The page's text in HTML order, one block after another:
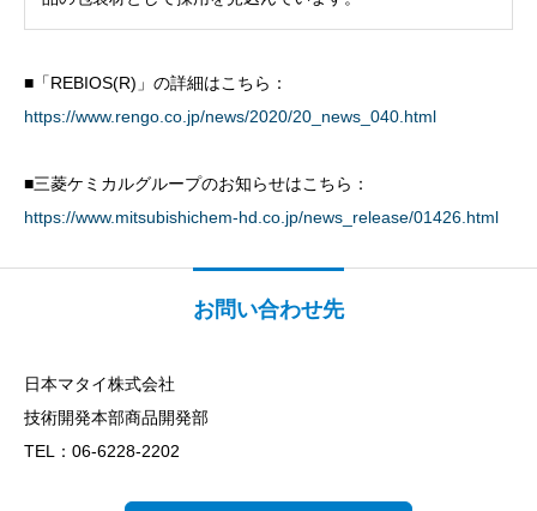
■「REBIOS(R)」の詳細はこちら：
https://www.rengo.co.jp/news/2020/20_news_040.html
■三菱ケミカルグループのお知らせはこちら：
https://www.mitsubishichem-hd.co.jp/news_release/01426.html
お問い合わせ先
日本マタイ株式会社
技術開発本部商品開発部
TEL：06-6228-2202